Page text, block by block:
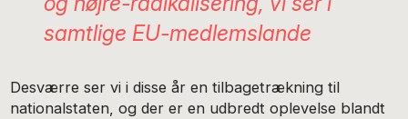
samtlige EU-medlemslande
Desværre ser vi i disse år en tilbagetrækning til
nationalstaten, og der er en udbredt oplevelse blandt